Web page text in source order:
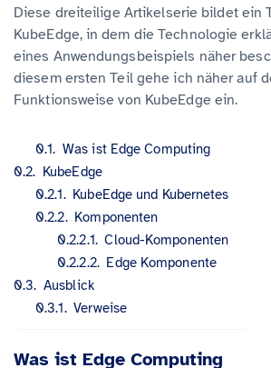
Diese dreiteilige Artikelserie bildet ein
KubeEdge, in dem die Technologie
eines Anwendungsbeispiels näher
diesem ersten Teil gehe ich näher auf
Funktionsweise von KubeEdge ein.
Was ist Edge Computing
KubeEdge
KubeEdge und Kubernetes
Komponenten
Cloud-Komponenten
Edge Komponente
Ausblick
Verweise
Was ist Edge Computing